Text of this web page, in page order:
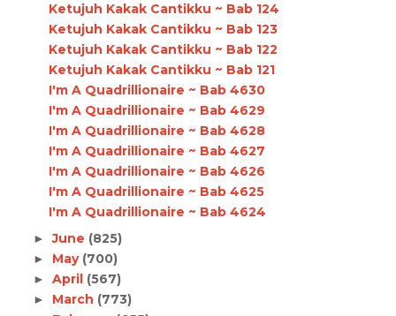
Ketujuh Kakak Cantikku ~ Bab 124
Ketujuh Kakak Cantikku ~ Bab 123
Ketujuh Kakak Cantikku ~ Bab 122
Ketujuh Kakak Cantikku ~ Bab 121
I'm A Quadrillionaire ~ Bab 4630
I'm A Quadrillionaire ~ Bab 4629
I'm A Quadrillionaire ~ Bab 4628
I'm A Quadrillionaire ~ Bab 4627
I'm A Quadrillionaire ~ Bab 4626
I'm A Quadrillionaire ~ Bab 4625
I'm A Quadrillionaire ~ Bab 4624
►June (825)
► May (700)
► April (567)
► March (773)